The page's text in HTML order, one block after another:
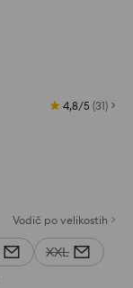
4,8/5 (31)
Vodič po velikostih
XXL